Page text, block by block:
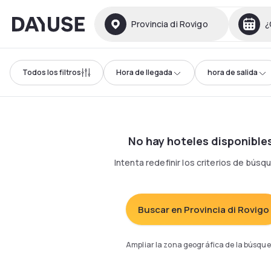
Dayuse Provincia di Rovigo
Todos los filtros Hora de llegada hora de salida
No hay hoteles
Intenta redefinir los criterios de
Buscar en Provincia di Rovigo
Ampliar la zona geográfica de la